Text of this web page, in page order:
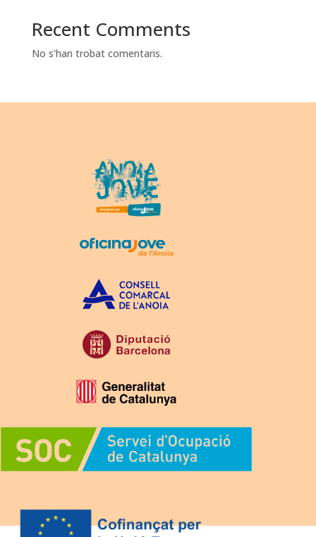
Recent Comments
No s'han trobat comentaris.